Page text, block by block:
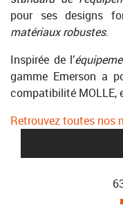
pour ses designs
matériaux robustes.
Inspirée de l’
gamme Emerson a
compatibilité MOLLE,
Retrouvez toutes nos